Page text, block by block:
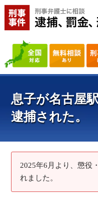
息子が名古屋
逮捕された。
2025年6月より、懲役
れました。